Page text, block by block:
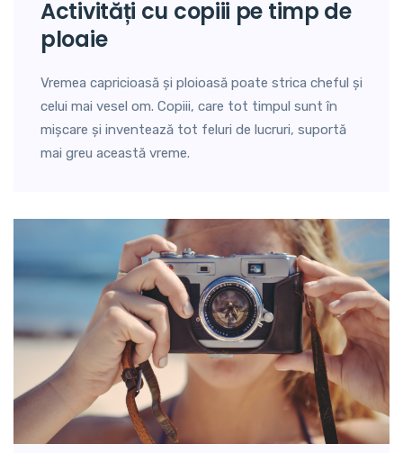
activități cu copiii pe timp de
ploaie
Vremea capricioasă și ploioasă poate strica cheful și
celui mai vesel om. Copiii, care tot timpul sunt în
mișcare și inventează tot feluri de lucruri, suportă
mai greu această vreme.